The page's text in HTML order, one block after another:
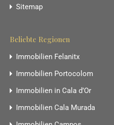
Sitemap
Beliebte Regionen
Immobilien Felanitx
Immobilien Portocolom
Immobilien in Cala d’Or
Immobilien Cala Murada